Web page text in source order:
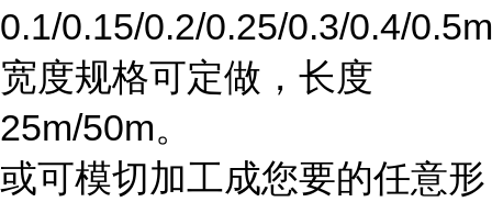
0.1/0.15/0.2/0.25/0.3/0.4/
宽度规格可定做，长度
25m/50m。
或可模切加工成您要的任意形